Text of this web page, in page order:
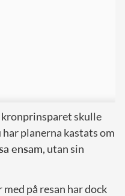
skulle
planerna kastats om
ensam, utan sin
på resan har dock